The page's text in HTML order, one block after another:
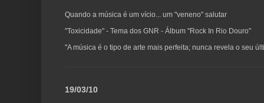
Quando a música é um vício... um "veneno" salutar
"Toxicidade" - Tema dos GNR - Álbum "Rock In Rio Douro"
"A música é o tipo de arte mais perfeita; nunca revela o seu
19/03/10